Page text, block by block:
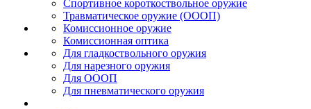
Спортивное короткоствольное оружие
Травматическое оружие (ОООП)
Комиссионное оружие
Комиссионная оптика
Для гладкоствольного оружия
Для нарезного оружия
Для ОООП
Для пневматического оружия